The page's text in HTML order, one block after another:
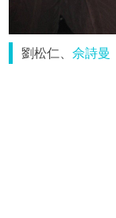
劉松仁、佘詩曼